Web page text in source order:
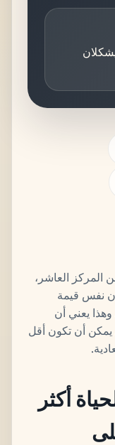
المركز العاشر،
نفس قيمة
يعني أن
يمكن أن تكون أقل
أكثر